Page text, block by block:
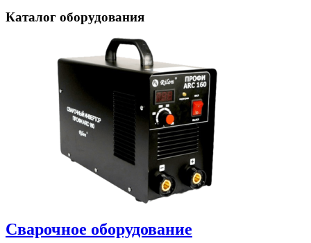
Каталог оборудования
Сварочное оборудование